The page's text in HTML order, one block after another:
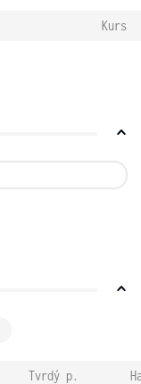
Kurs
Tvrdý p.